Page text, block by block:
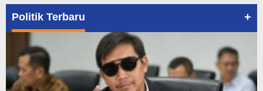
Politik Terbaru +